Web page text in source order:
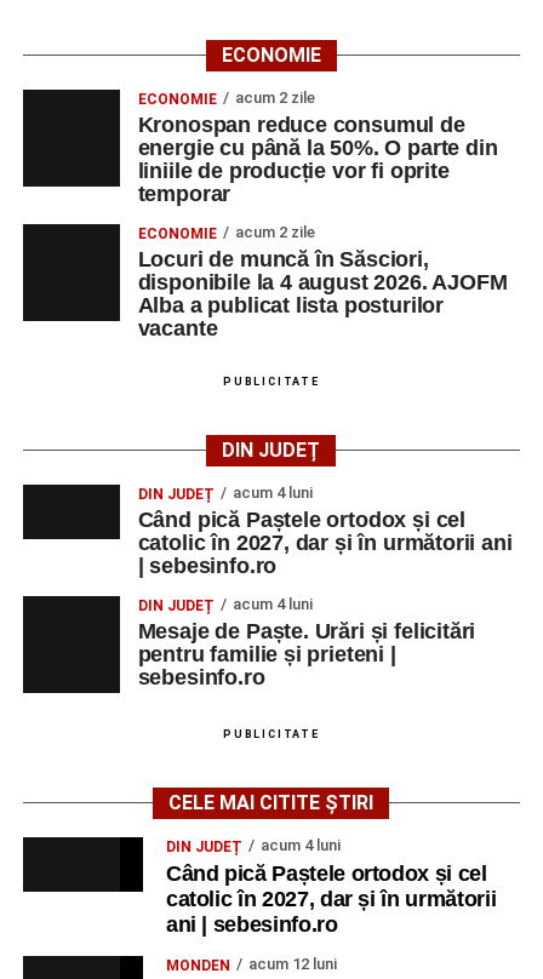
Ultimele știri din Sebeș
Primul concert din cadrul String Symphonic Camp
2026 a adus emoție și aplauze la Sebeș
În luna august, cele mai recente lucrări ale lui Eugen
Măcinic pot fi admirate la Primăria Sebeș
autoturism s-a răsturnat, o persoană a avut nevoie
ECONOMIE
ECONOMIE acum 2 zile
Kronospan reduce consumul de
energie cu până la 50%. O parte din
liniile de producție vor fi oprite
temporar
ECONOMIE acum 2 zile
Locuri de muncă în Săsciori,
disponibile la 4 august 2026. AJOFM
Alba a publicat lista posturilor
vacante
PUBLICITATE
DIN JUDEȚ
DIN JUDEȚ acum 4 luni
Când pică Paștele ortodox și cel
catolic în 2027, dar și în următorii ani
| sebesinfo.ro
DIN JUDEȚ acum 4 luni
Mesaje de Paște. Urări și felicitări
pentru familie și prieteni |
sebesinfo.ro
PUBLICITATE
CELE MAI CITITE ȘTIRI
DIN JUDEȚ acum 4 luni
Când pică Paștele ortodox și cel
catolic în 2027, dar și în următorii
ani | sebesinfo.ro
MONDEN acum 12 luni